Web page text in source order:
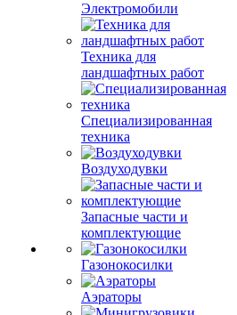
Электромобили
Техника для
ландшафтных работ
Специализированная
техника
Воздуходувки
Запасные части и
комплектующие
Газонокосилки
Аэраторы